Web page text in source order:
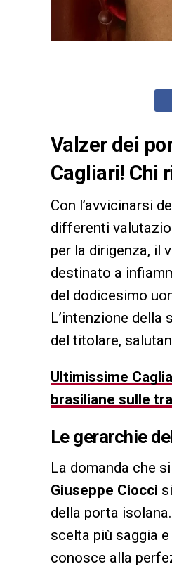
Valzer dei
Cagliari! Chi
Con l’avvicinarsi
differenti
per la dirigenza, il
destinato a
del dodicesimo
L’intenzione
del titolare,
Ultimissime
brasiliane sulle
Le gerarchie
La domanda che
Giuseppe Ciocci
della porta
scelta più saggia
conosce alla